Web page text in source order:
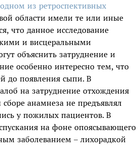
одном из ретроспективных
области имели те или иные
что данное исследование
и висцеральными
объяснить затруднение и
особенно интересно тем, что
до появления сыпи. В
на затруднение отхождения
анамнеза не предъявлял
у пожилых пациентов. В
на фоне опоясывающего
заболеванием – лихорадкой